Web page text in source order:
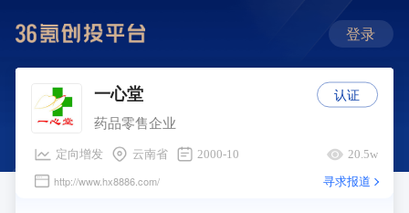
登录
一心堂
药品零售企业
定向增发 云南省 2000-10 20.5w
http://www.hx8886.com/ 寻求报道
认证